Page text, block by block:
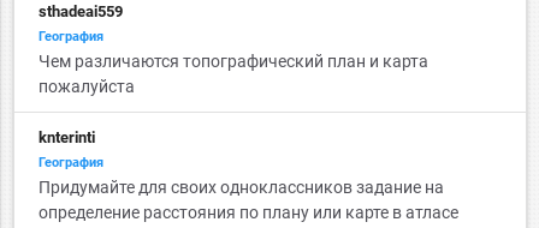
sthadeai559
География
Чем различаются топографический план и карта
пожалуйста
knterinti
География
Придумайте для своих одноклассников задание на
определение расстояния по плану или карте в атласе